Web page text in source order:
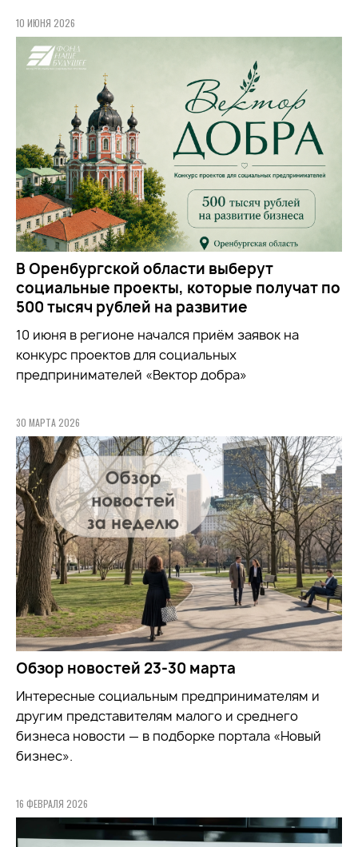
10 ИЮНЯ 2026
В Оренбургской области выберут
социальные проекты, которые получат по
500 тысяч рублей на развитие
10 июня в регионе начался приём заявок на
конкурс проектов для социальных
предпринимателей «Вектор добра»
30 МАРТА 2026
Обзор новостей 23-30 марта
Интересные социальным предпринимателям и
другим представителям малого и среднего
бизнеса новости — в подборке портала «Новый
бизнес».
16 ФЕВРАЛЯ 2026